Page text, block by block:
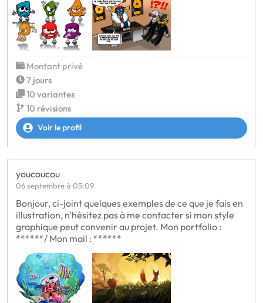
Montant privé
7 jours
10 variantes
10 révisions
Voir le profil
youcoucou
06 septembre à 05:09
Bonjour, ci-joint quelques exemples de ce que je fais en
illustration, n'hésitez pas à me contacter si mon style
graphique peut convenir au projet. Mon portfolio :
******/ Mon mail : ******